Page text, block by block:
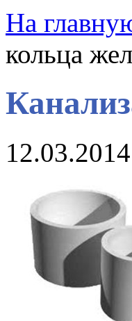
На
кольца
12.03.2014